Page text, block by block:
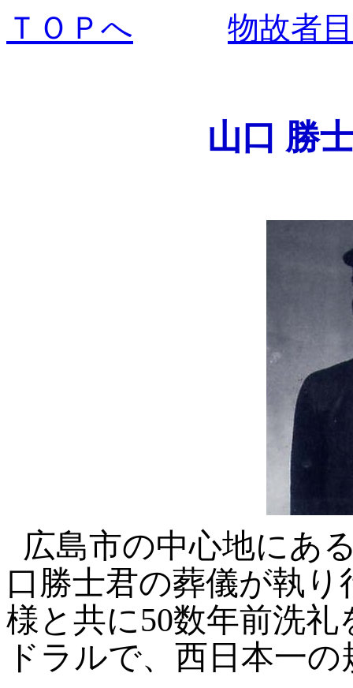
ＴＯＰへ 物故者
山口 勝
広島市の中心地にあ
口勝士君の葬儀が執
様と共に50数年前洗
ドラルで、西日本一